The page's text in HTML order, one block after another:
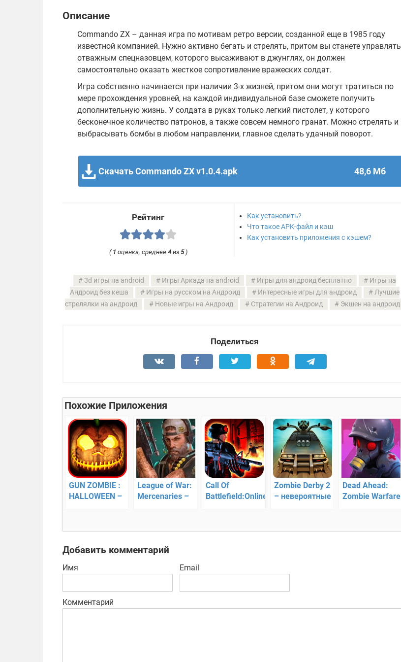
Описание
Commando ZX – данная игра по мотивам ретро версии, созданной еще в 1985 году
известной компанией. Нужно активно бегать и стрелять, притом вы станете управлять
отважным спецназовцем, которого высаживают в джунглях, он должен
самостоятельно оказать жесткое сопротивление вражеских солдат.
Игра собственно начинается при наличии 3-х жизней, притом они могут тратиться по
мере прохождения уровней, на каждой индивидуальной базе сможете получить
дополнительную жизнь. У солдата в руках только легкий пистолет, у которого
бесконечное количество патронов, а также совсем немного гранат. Можно стрелять и
выбрасывать бомбы в любом направлении, главное сделать удачный поворот.
Скачать Commando ZX v1.0.4.apk 48,6 Мб
Рейтинг
( 1 оценка, среднее 4из 5)
Как установить?
Что такое APK-файл и кэш
Как установить приложения с кэшем?
3d игры на android Игры Аркада на android Игры для андроид бесплатно
Игры на
Андроид без кеша
Игры на русском на Андроид Интересные игры для андроид
Лучшие
стрелялки на андроид
Новые игры на Андроид Стратегии на Андроид Экшен на андроид
Поделиться
Похожие Приложения
GUN ZOMBIE :
HALLOWEEN –
League of War:
Mercenaries –
Call Of
Battlefield:Online
Zombie Derby 2
– невероятные
Dead Ahead:
Zombie Warfare
Добавить комментарий
Имя Email
Комментарий